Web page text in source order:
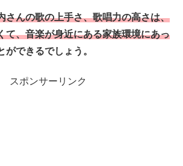
さんの歌の上手さ、歌唱力の高さは、
て、音楽が身近にある家族環境にあっ
ができるでしょう。
スポンサーリンク